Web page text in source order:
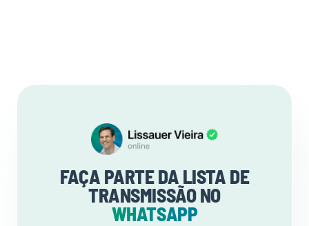
FAÇA PARTE DA LISTA DE
TRANSMISSÃO NO
WHATSAPP